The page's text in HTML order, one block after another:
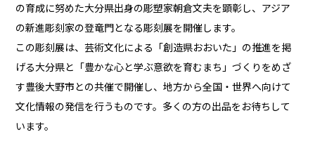
の育成に努めた大分県出身の彫塑家朝倉文夫を顕彰し、アジア
の新進彫刻家の登竜門となる彫刻展を開催します。
この彫刻展は、芸術文化による「創造県おおいた」の推進を掲
げる大分県と「豊かな心と学ぶ意欲を育むまち」づくりをめざ
す豊後大野市との共催で開催し、地方から全国・世界へ向けて
文化情報の発信を行うものです。多くの方の出品をお待ちして
います。